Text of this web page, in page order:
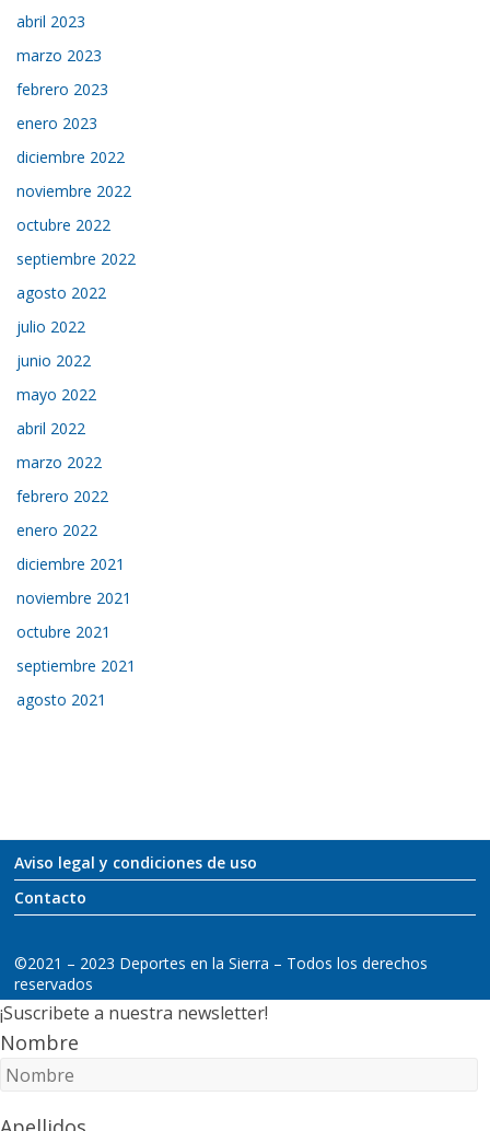
abril 2023
marzo 2023
febrero 2023
enero 2023
diciembre 2022
noviembre 2022
octubre 2022
septiembre 2022
agosto 2022
julio 2022
junio 2022
mayo 2022
abril 2022
marzo 2022
febrero 2022
enero 2022
diciembre 2021
noviembre 2021
octubre 2021
septiembre 2021
agosto 2021
Aviso legal y condiciones de uso
Contacto
©2021 – 2023 Deportes en la Sierra – Todos los derechos
reservados
¡Suscribete a nuestra newsletter!
Nombre